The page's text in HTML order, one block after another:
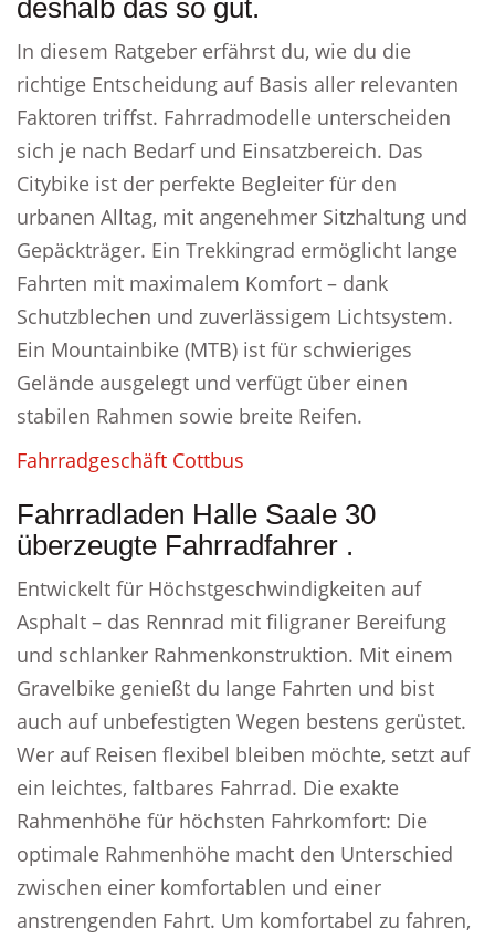
deshalb das so gut.
In diesem Ratgeber erfährst du, wie du die
richtige Entscheidung auf Basis aller relevanten
Faktoren triffst. Fahrradmodelle unterscheiden
sich je nach Bedarf und Einsatzbereich. Das
Citybike ist der perfekte Begleiter für den
urbanen Alltag, mit angenehmer Sitzhaltung und
Gepäckträger. Ein Trekkingrad ermöglicht lange
Fahrten mit maximalem Komfort – dank
Schutzblechen und zuverlässigem Lichtsystem.
Ein Mountainbike (MTB) ist für schwieriges
Gelände ausgelegt und verfügt über einen
stabilen Rahmen sowie breite Reifen.
Fahrradgeschäft Cottbus
Fahrradladen Halle Saale 30
überzeugte Fahrradfahrer .
Entwickelt für Höchstgeschwindigkeiten auf
Asphalt – das Rennrad mit filigraner Bereifung
und schlanker Rahmenkonstruktion. Mit einem
Gravelbike genießt du lange Fahrten und bist
auch auf unbefestigten Wegen bestens gerüstet.
Wer auf Reisen flexibel bleiben möchte, setzt auf
ein leichtes, faltbares Fahrrad. Die exakte
Rahmenhöhe für höchsten Fahrkomfort: Die
optimale Rahmenhöhe macht den Unterschied
zwischen einer komfortablen und einer
anstrengenden Fahrt. Um komfortabel zu fahren,